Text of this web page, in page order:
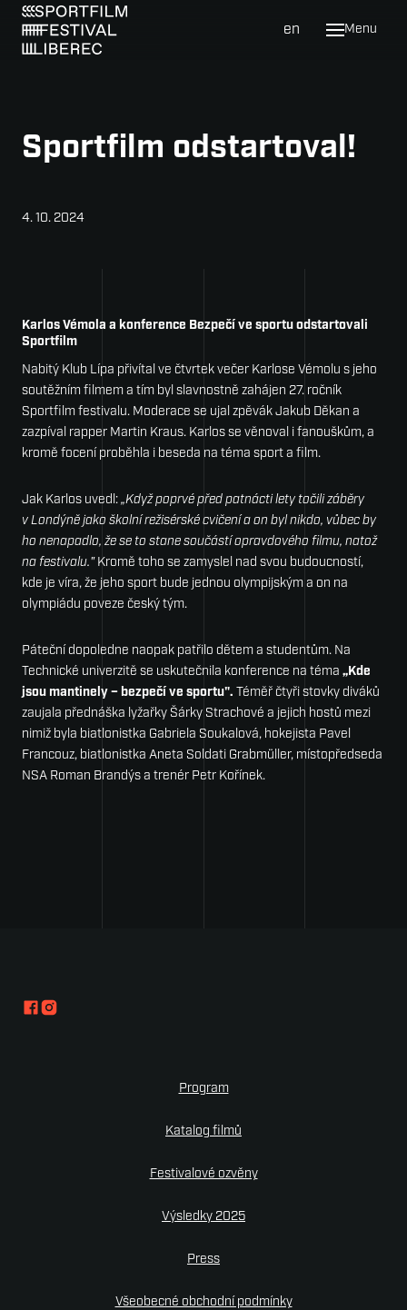
Menu
cs
en
Sportfilm odstartoval!
4. 10. 2024
Karlos Vémola a konference Bezpečí ve sportu odstartovali
Sportfilm
Nabitý Klub Lípa přivítal ve čtvrtek večer Karlose Vémolu s jeho
soutěžním filmem a tím byl slavnostně zahájen 27. ročník
Sportfilm festivalu. Moderace se ujal zpěvák Jakub Děkan a
zazpíval rapper Martin Kraus. Karlos se věnoval i fanouškům, a
kromě focení proběhla i beseda na téma sport a film.
Jak Karlos uvedl: „Když poprvé před patnácti lety točili záběry
v Londýně jako školní režisérské cvičení a on byl nikdo, vůbec by
ho nenapadlo, že se to stane součástí opravdového filmu, natož
na festivalu." Kromě toho se zamyslel nad svou budoucností,
kde je víra, že jeho sport bude jednou olympijským a on na
olympiádu poveze český tým.
Páteční dopoledne naopak patřilo dětem a studentům. Na
Technické univerzitě se uskutečnila konference na téma „Kde
jsou mantinely – bezpečí ve sportu". Téměř čtyři stovky diváků
zaujala přednáška lyžařky Šárky Strachové a jejich hostů mezi
nimiž byla biatlonistka Gabriela Soukalová, hokejista Pavel
Francouz, biatlonistka Aneta Soldati Grabmüller, místopředseda
NSA Roman Brandýs a trenér Petr Kořínek.
Program
Katalog filmů
Festivalové ozvěny
Výsledky 2025
Press
Všeobecné obchodní podmínky